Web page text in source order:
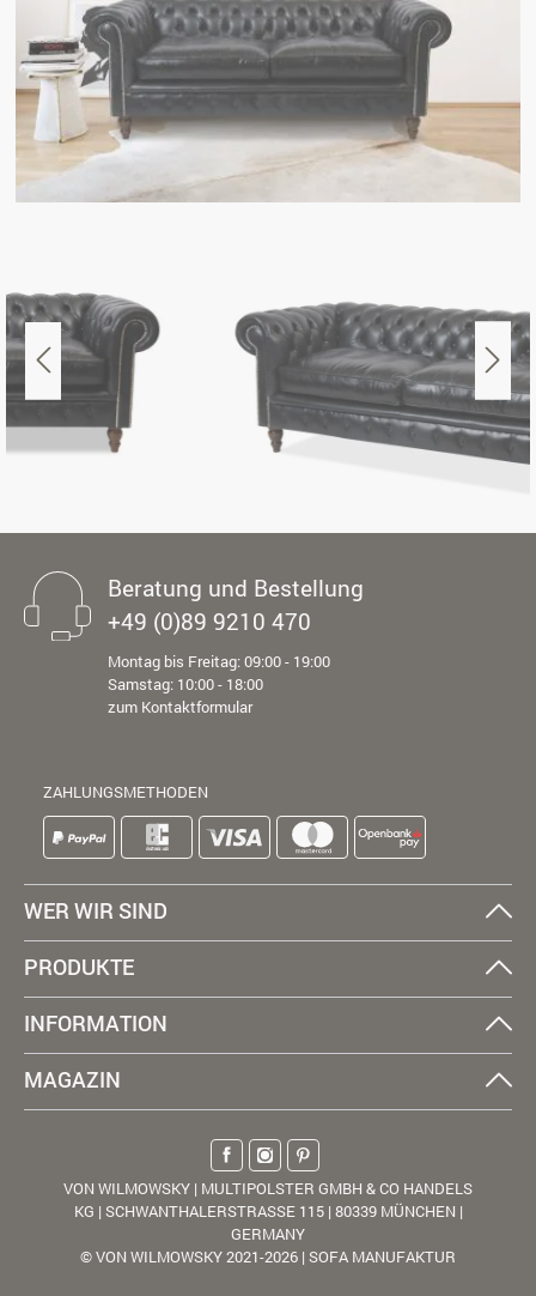
Beratung und Bestellung
+49 (0)89 9210 470
Montag bis Freitag: 09:00 - 19:00
Samstag: 10:00 - 18:00
zum Kontaktformular
ZAHLUNGSMETHODEN
WER WIR SIND
PRODUKTE
INFORMATION
MAGAZIN
VON WILMOWSKY | MULTIPOLSTER GMBH & CO HANDELS
KG | SCHWANTHALERSTRASSE 115 | 80339 MÜNCHEN |
GERMANY
© VON WILMOWSKY 2021-2026 | SOFA MANUFAKTUR